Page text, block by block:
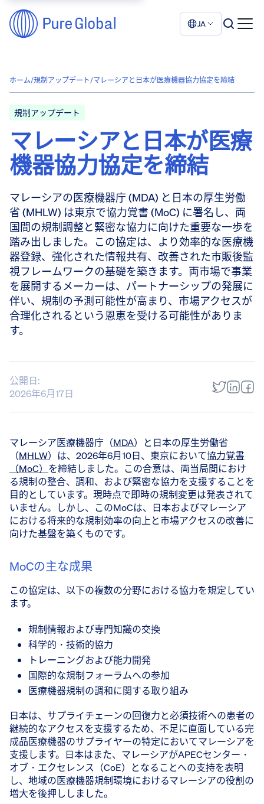
JA
ホーム/規制アップデート/マレーシアと日本が医療機器協力協定を締結
規制アップデート
マレーシアと日本が医療
機器協力協定を締結
マレーシアの医療機器庁 (MDA) と日本の厚生労働
省 (MHLW) は東京で協力覚書 (MoC) に署名し、両
国間の規制調整と緊密な協力に向けた重要な一歩を
踏み出しました。この協定は、より効率的な医療機
器登録、強化された情報共有、改善された市販後監
視フレームワークの基礎を築きます。両市場で事業
を展開するメーカーは、パートナーシップの発展に
伴い、規制の予測可能性が高まり、市場アクセスが
合理化されるという恩恵を受ける可能性がありま
す。
公開日:
2026年6月17日
マレーシア医療機器庁（MDA）と日本の厚生労働省
（MHLW）は、2026年6月10日、東京において協力覚書
（MoC） を締結しました。この合意は、両当局間におけ
る規制の整合、調和、および緊密な協力を支援することを
目的としています。現時点で即時の規制変更は発表されて
いません。しかし、このMoCは、日本およびマレーシア
における将来的な規制効率の向上と市場アクセスの改善に
向けた基盤を築くものです。
MoCの主な成果
この協定は、以下の複数の分野における協力を規定してい
ます。
規制情報および専門知識の交換
科学的・技術的協力
トレーニングおよび能力開発
国際的な規制フォーラムへの参加
医療機器規制の調和に関する取り組み
日本は、サプライチェーンの回復力と必須技術への患者の
継続的なアクセスを支援するため、不足に直面している完
成品医療機器のサプライヤーの特定においてマレーシアを
支援します。日本はまた、マレーシアがAPECセンター・
オブ・エクセレンス（CoE）となることへの支持を表明
し、地域の医療機器規制環境におけるマレーシアの役割の
増大を後押ししました。